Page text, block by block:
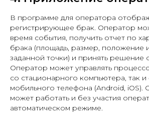
В программе для оператора
регистрирующее брак. Оператор
время события, получить отчет по
брака (площадь, размер, положение
заданной точки) и принять решение
Оператор может управлять
со стационарного компьютера, так
мобильного телефона (Android, iOS).
может работать и без участия
автоматическом режиме.